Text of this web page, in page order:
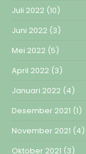
Juli 2022 (10)
Juni 2022 (3)
Mei 2022 (5)
April 2022 (3)
Januari 2022 (4)
Desember 2021 (1)
November 2021 (4)
Oktober 2021 (3)